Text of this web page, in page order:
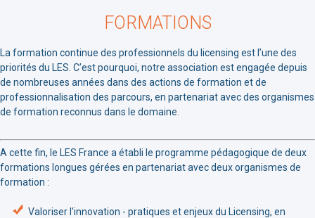
FORMATIONS
La formation continue des professionnels du licensing est l’une des
priorités du LES. C’est pourquoi, notre association est engagée depuis
de nombreuses années dans des actions de formation et de
professionnalisation des parcours, en partenariat avec des organismes
de formation reconnus dans le domaine.
A cette fin, le LES France a établi le programme pédagogique de deux
formations longues gérées en partenariat avec deux organismes de
formation :
Valoriser l'innovation - pratiques et enjeux du Licensing, en